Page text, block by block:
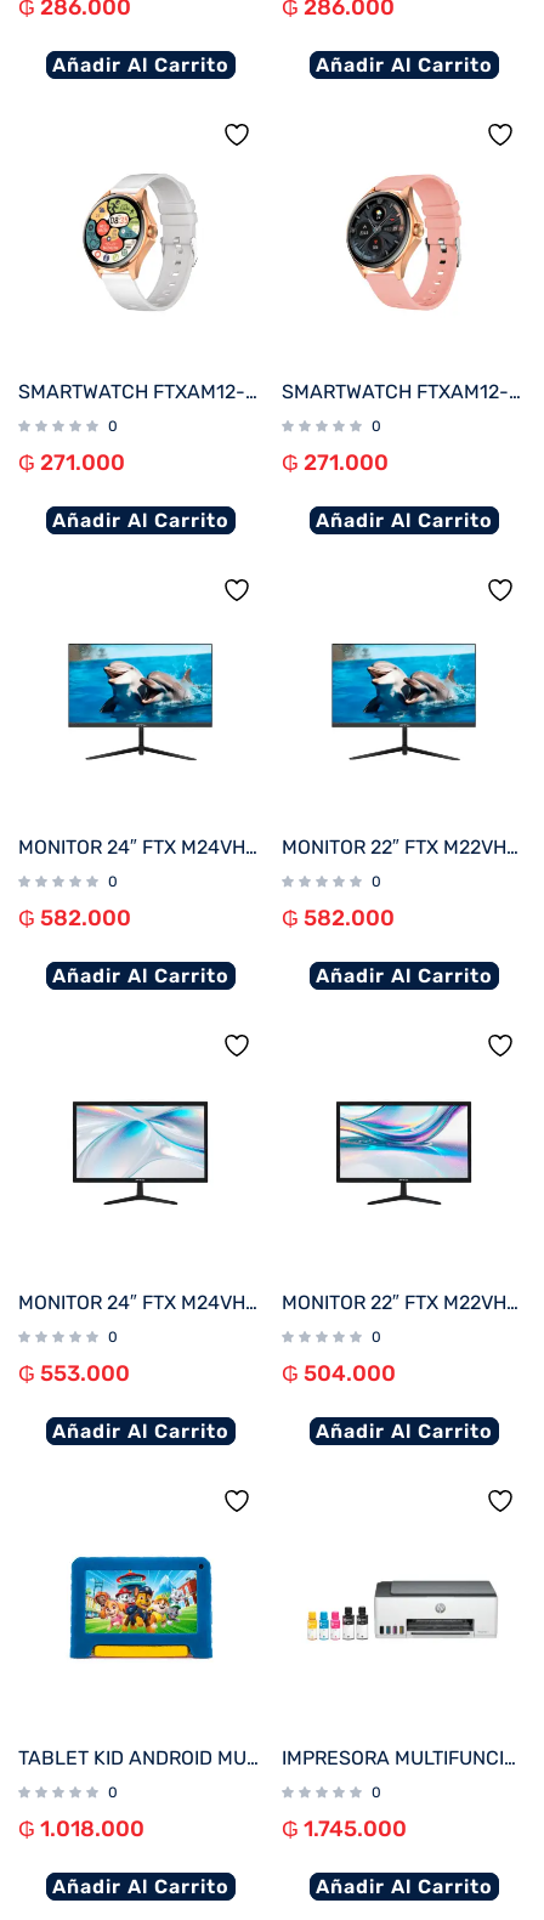
₲ 286.000
Añadir Al Carrito
₲ 286.000
Añadir Al Carrito
SMARTWATCH FTXAM12-RGW 49MM ROSE GOLD/GRIS ANDROID/IOS/BT/FREC. CARD
0
₲ 271.000
Añadir Al Carrito
SMARTWATCH FTXAM12-RGP 49MM ROSE GOLD/ROSA ANDROID/IOS/BT/FREC. CARD
0
₲ 271.000
Añadir Al Carrito
MONITOR 24″ FTX M24VHDFML FHD VGA/HDMI/75HZ/1MS/VA/BIVOLT BORDE INFINITO
0
₲ 582.000
Añadir Al Carrito
MONITOR 22″ FTX M22VHDFML FHD VGA/HDMI/75HZ/1MS/VA/BIVOLT BORDE INFINITO
0
₲ 582.000
Añadir Al Carrito
MONITOR 24″ FTX M24VHDB FHD VGA/HDMI/75HZ/5MS/BIVOLT C/BISEL
0
₲ 553.000
Añadir Al Carrito
MONITOR 22″ FTX M22VHDBZL FHD VGA/HDMI/75HZ/5MS/BIVOLT C/BISEL
0
₲ 504.000
Añadir Al Carrito
TABLET KID ANDROID MULTILASER NB623 QC/64GB/4G/9″/WIFI/AZUL PAW PATROL
0
₲ 1.018.000
Añadir Al Carrito
IMPRESORA MULTIFUNCIONAL HP SMART TANK 580 IMP/COP/SCA/USB/WIFI/BT/BIVOLT
0
₲ 1.745.000
Añadir Al Carrito